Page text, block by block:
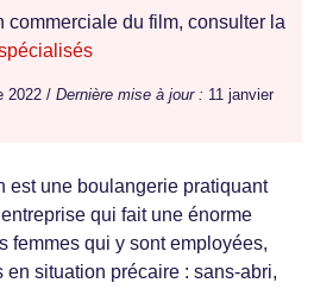
commerciale du film, consulter la
2022 / Dernière mise à jour : 11 janvier
est une boulangerie pratiquant
qui fait une énorme
femmes qui y sont employées,
situation précaire : sans-abri,